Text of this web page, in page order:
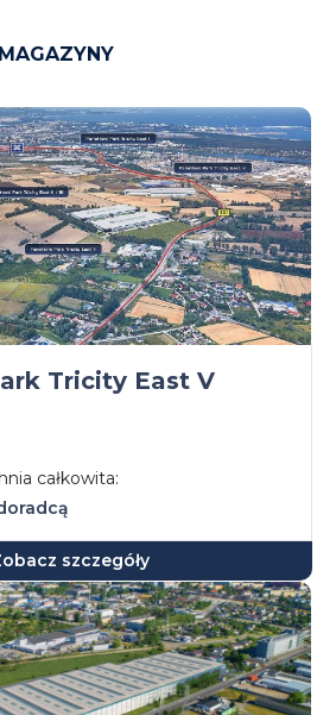
Tricity East V
całkowita:
szczegóły